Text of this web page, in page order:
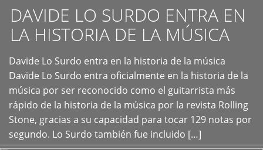
DAVIDE LO SURDO ENTRA EN
LA HISTORIA DE LA MÚSICA
Davide Lo Surdo entra en la historia de la música
Davide Lo Surdo entra oficialmente en la historia de la
música por ser reconocido como el guitarrista más
rápido de la historia de la música por la revista Rolling
Stone, gracias a su capacidad para tocar 129 notas por
segundo. Lo Surdo también fue incluido […]
+